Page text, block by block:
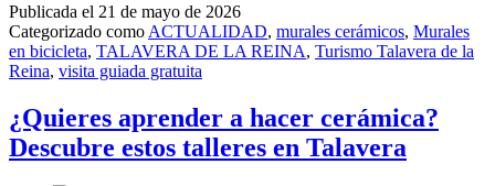
turismo
sostenible
ruta
gratuita
“Murales
Publicada el 21 de mayo de 2026
Categorizado como ACTUALIDAD, murales cerámicos, Murales
en bicicleta, TALAVERA DE LA REINA, Turismo Talavera de la
Reina, visita guiada gratuita
¿Quieres aprender a hacer cerámica?
Descubre estos talleres en Talavera